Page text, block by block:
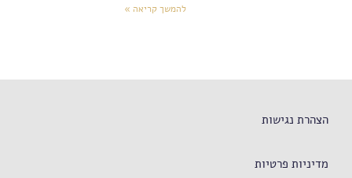
להמשך קריאה »
הצהרת נגישות
מדיניות פרטיות